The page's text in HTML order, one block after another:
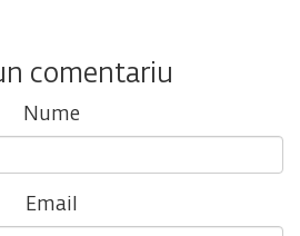
comentariu
Nume
Email